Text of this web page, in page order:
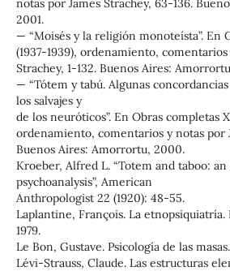
notas por James Strachey, 63-136.
2001.
— “Moisés y la religión monoteísta”. En
(1937-1939), ordenamiento,
Strachey, 1-132. Buenos Aires:
— “Tótem y tabú. Algunas
los salvajes y
de los neuróticos”. En Obras completas
ordenamiento, comentarios y notas por
Buenos Aires: Amorrortu, 2000.
Kroeber, Alfred L. “Totem and taboo:
psychoanalysis”, American
Anthropologist 22 (1920): 48-55.
Laplantine, François. La etnopsiquiatría.
1979.
Le Bon, Gustave. Psicología de las
Lévi-Strauss, Claude. Las estructuras